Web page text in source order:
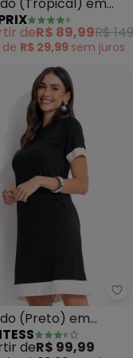
(Tropical) em
Crepe
deR$ 89,99R$
de R$ 29,99 sem juros
Manga Longa
(Preto) em
de Viscose
deR$ 99,99